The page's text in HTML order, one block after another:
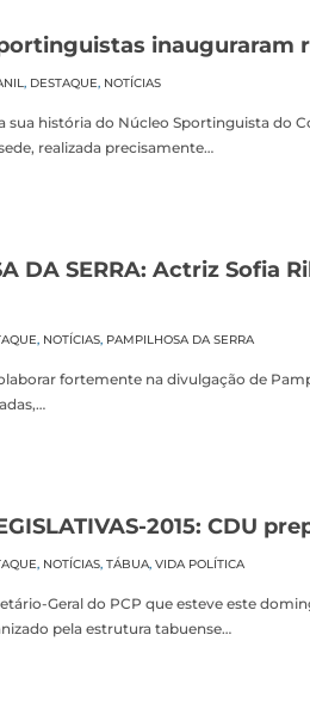
inauguraram
, DESTAQUE, NOTÍCIAS
sua história do Núcleo Sportinguista do
realizada precisamente…
DA SERRA: Actriz Sofia
, NOTÍCIAS, PAMPILHOSA DA SERRA
fortemente na divulgação de
2015: CDU
, NOTÍCIAS, TÁBUA, VIDA POLÍTICA
Geral do PCP que esteve este
pela estrutura tabuense…